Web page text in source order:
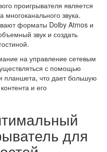
проигрывателя является
многоканального звука.
форматы Dolby Atmos и
звук и создать
на управление сетевым
с помощью
что дает большую
и его
для